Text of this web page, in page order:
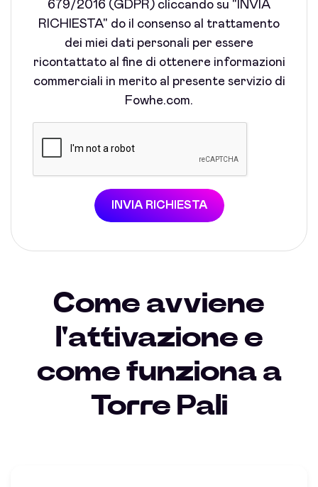
679/2016 (GDPR) cliccando su "INVIA
RICHIESTA" do il consenso al trattamento
dei miei dati personali per essere
ricontattato al fine di ottenere informazioni
commerciali in merito al presente servizio di
Fowhe.com.
INVIA RICHIESTA
Come avviene
l'attivazione e
come funziona a
Torre Pali